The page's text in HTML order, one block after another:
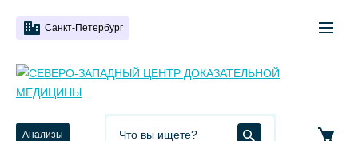
Санкт-Петербург
Анализы